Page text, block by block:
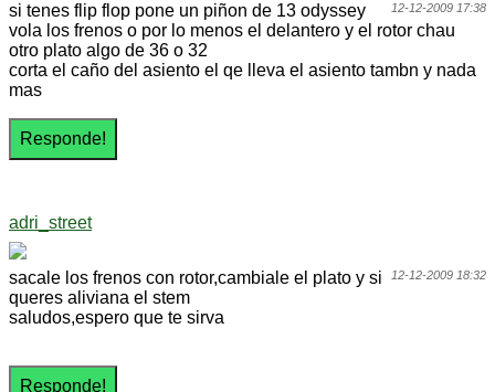
12-12-2009 17:38
si tenes flip flop pone un piñon de 13 odyssey
vola los frenos o por lo menos el delantero y el rotor chau
otro plato algo de 36 o 32
corta el caño del asiento el qe lleva el asiento tambn y nada
mas
adri_street
12-12-2009 18:32
sacale los frenos con rotor,cambiale el plato y si
queres aliviana el stem
saludos,espero que te sirva